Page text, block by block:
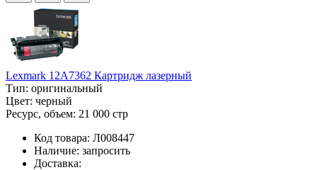
Lexmark 12A7362 Картридж лазерный
Тип: оригинальный
Цвет: черный
Ресурс, объем: 21 000 стр
Код товара: Л008447
Наличие: запросить
Доставка: